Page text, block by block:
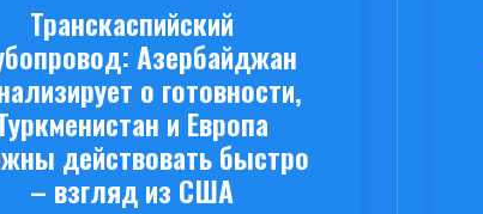
Транскаспийский
Азербайджан
о готовности,
и Европа
действовать быстро
– взгляд из США